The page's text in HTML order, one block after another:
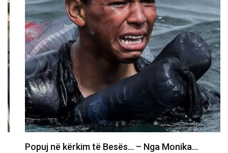
Popuj në kërkim të Besës… – Nga Monika…